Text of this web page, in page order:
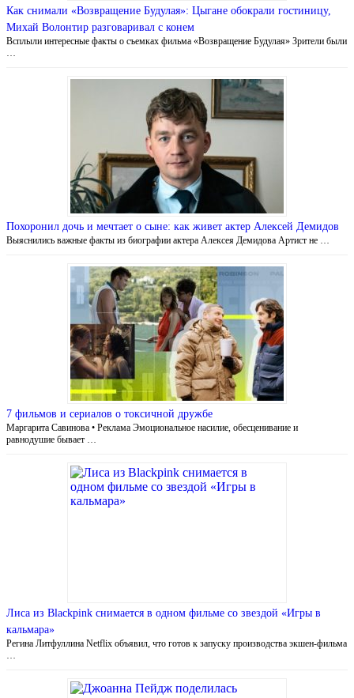
Как снимали «Возвращение Будулая»: Цыгане обокрали гостиницу,
Михай Волонтир разговаривал с конем
Всплыли интересные факты о съемках фильма «Возвращение Будулая» Зрители были
Похоронил дочь и мечтает о сыне: как живет актер Алексей Демидов
Выяснились важные факты из биографии актера Алексея Демидова Артист не …
7 фильмов и сериалов о токсичной дружбе
Маргарита Савинова • Реклама Эмоциональное насилие, обесценивание и
равнодушие бывает …
Лиса из Blackpink снимается в одном фильме со звездой «Игры в
кальмара»
Регина Литфуллина Netflix объявил, что готов к запуску производства экшен-фильма